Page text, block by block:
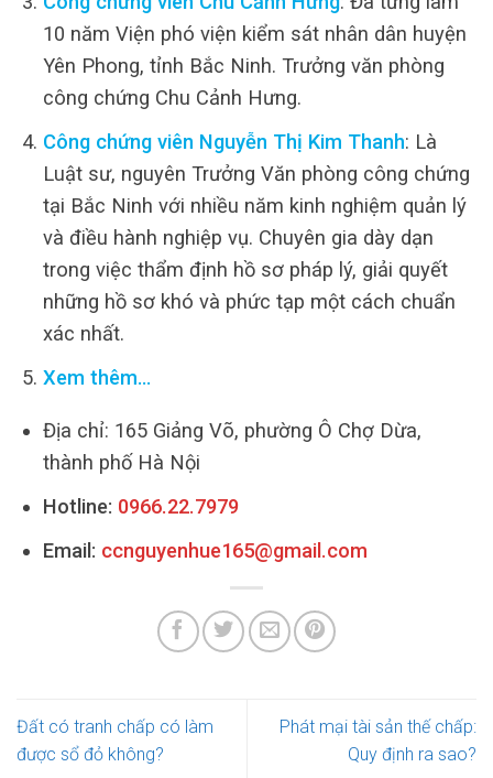
10 năm Viện phó viện kiểm sát nhân dân huyện
Yên Phong, tỉnh Bắc Ninh. Trưởng văn phòng
công chứng Chu Cảnh Hưng.
Công chứng viên Nguyễn Thị Kim Thanh: Là
Luật sư, nguyên Trưởng Văn phòng công chứng
tại Bắc Ninh với nhiều năm kinh nghiệm quản lý
và điều hành nghiệp vụ. Chuyên gia dày dạn
trong việc thẩm định hồ sơ pháp lý, giải quyết
những hồ sơ khó và phức tạp một cách chuẩn
xác nhất.
Xem thêm…
Địa chỉ: 165 Giảng Võ, phường Ô Chợ Dừa,
thành phố Hà Nội
Hotline: 0966.22.7979
Email: ccnguyenhue165@gmail.com
Đất có tranh chấp có làm
được sổ đỏ không?
Phát mại tài sản thế chấp:
Quy định ra sao?